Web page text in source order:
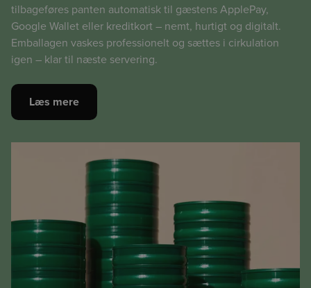
tilbageføres panten automatisk til gæstens ApplePay,
Google Wallet eller kreditkort – nemt, hurtigt og digitalt.
Emballagen vaskes professionelt og sættes i cirkulation
igen – klar til næste servering.
Læs mere